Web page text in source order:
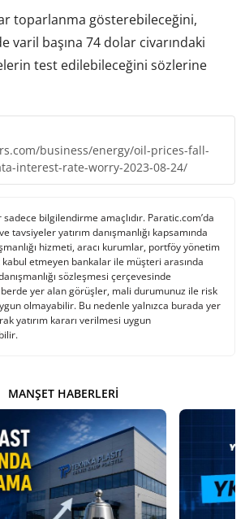
toparlanma gösterebileceğini,
varil başına 74 dolar civarındaki
test edilebileceğini sözlerine
business/energy/oil-prices-fall-
interest-rate-worry-2023-08-24/
sadece bilgilendirme amaçlıdır. Paratic.com’da
tavsiyeler yatırım danışmanlığı kapsamında
hizmeti, aracı kurumlar, portföy yönetim
etmeyen bankalar ile müşteri arasında
sözleşmesi çerçevesinde
yer alan görüşler, mali durumunuz ile risk
olmayabilir. Bu nedenle yalnızca burada yer
yatırım kararı verilmesi uygun
MANŞET HABERLERI